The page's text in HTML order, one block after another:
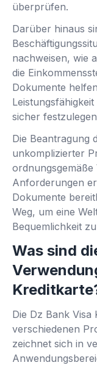
überprüfen.
Darüber hinaus
nachweisen, wie
die
Dokumente
sicher
Die Beantragung
unkomplizierter
ordnungsgemäße
Anforderungen
Dokumente
Weg, um eine
Bequemlichkeit
Was sind
Die Dz Bank Visa
verschiedenen
zeichnet sich in